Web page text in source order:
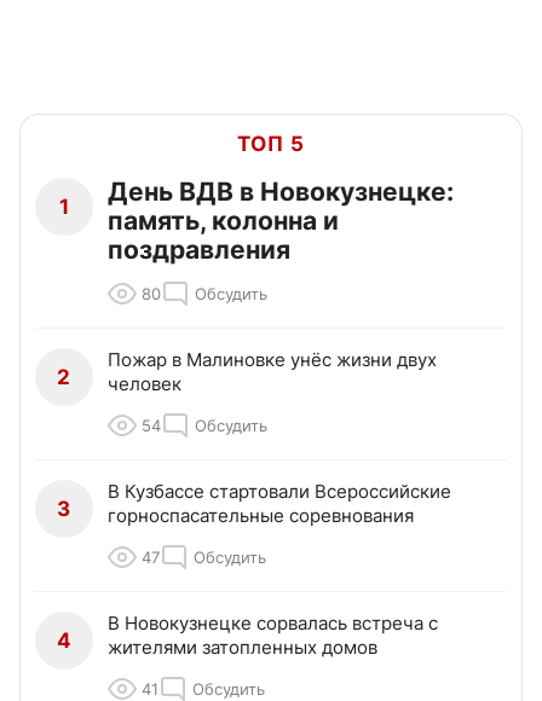
ТОП 5
1
День ВДВ в Новокузнецке:
память, колонна и
поздравления
80 Обсудить
2
Пожар в Малиновке унёс жизни двух
человек
54 Обсудить
3
В Кузбассе стартовали Всероссийские
горноспасательные соревнования
47 Обсудить
4
В Новокузнецке сорвалась встреча с
жителями затопленных домов
41 Обсудить